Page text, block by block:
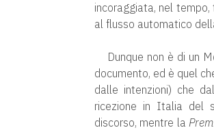
incoraggiata, nel
al flusso automatico
Dunque non è di un
documento, ed è quel
dalle intenzioni) che
ricezione in Italia del
discorso, mentre la